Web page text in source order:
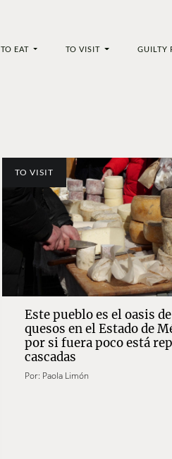
TO EAT TO VISIT GUILTY
TO VISIT
Este pueblo es el oasis
quesos en el Estado de
por si fuera poco está
cascadas
Por: Paola Limón